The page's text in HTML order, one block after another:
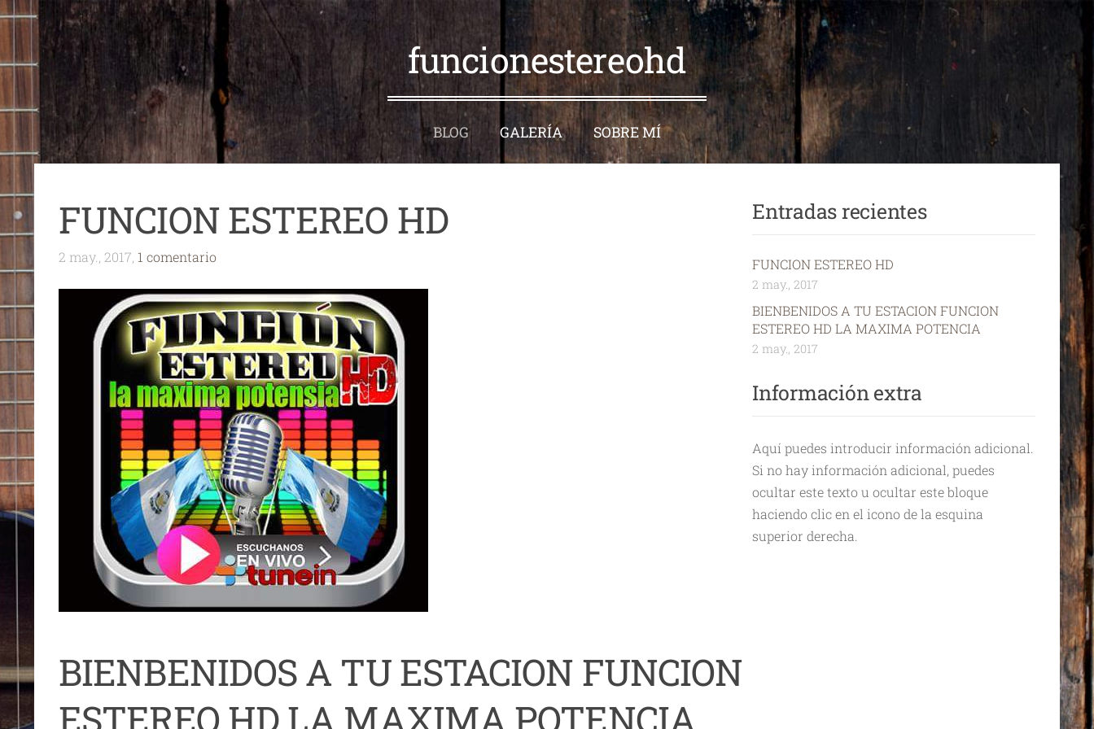
funcionestereohd
BLOG GALERÍA SOBRE MÍ
Entradas recientes
FUNCION ESTEREO HD
2 may., 2017
BIENBENIDOS A TU ESTACION FUNCION
ESTEREO HD LA MAXIMA POTENCIA
2 may., 2017
Información extra
Aquí puedes introducir información adicional.
Si no hay información adicional, puedes
ocultar este texto u ocultar este bloque
haciendo clic en el icono de la esquina
superior derecha.
FUNCION ESTEREO HD
2 may., 2017, 1 comentario
BIENBENIDOS A TU ESTACION FUNCION
ESTEREO HD LA MAXIMA POTENCIA